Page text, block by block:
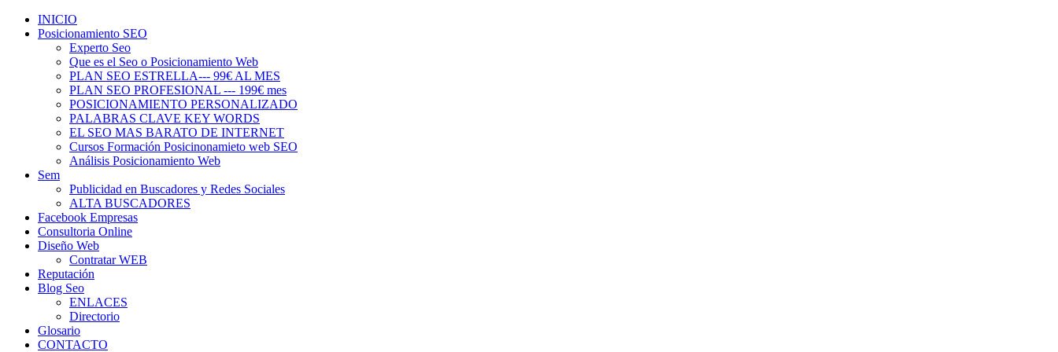
INICIO
Posicionamiento SEO
Experto Seo
Que es el Seo o Posicionamiento Web
PLAN SEO ESTRELLA--- 99€ AL MES
PLAN SEO PROFESIONAL --- 199€ mes
POSICIONAMIENTO PERSONALIZADO
PALABRAS CLAVE KEY WORDS
EL SEO MAS BARATO DE INTERNET
Cursos Formación Posicinonamieto web SEO
Análisis Posicionamiento Web
Sem
Publicidad en Buscadores y Redes Sociales
ALTA BUSCADORES
Facebook Empresas
Consultoria Online
Diseño Web
Contratar WEB
Reputación
Blog Seo
ENLACES
Directorio
Glosario
CONTACTO